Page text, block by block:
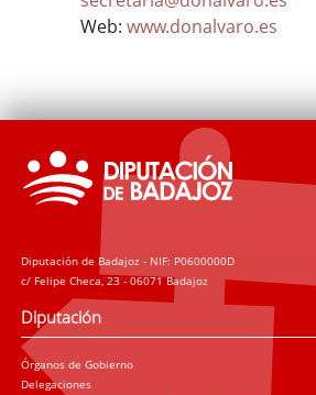
Web: www.donalvaro.es
Diputación de Badajoz - NIF: P0600000D
c/ Felipe Checa, 23 - 06071 Badajoz
Diputación
Órganos de Gobierno
Delegaciones